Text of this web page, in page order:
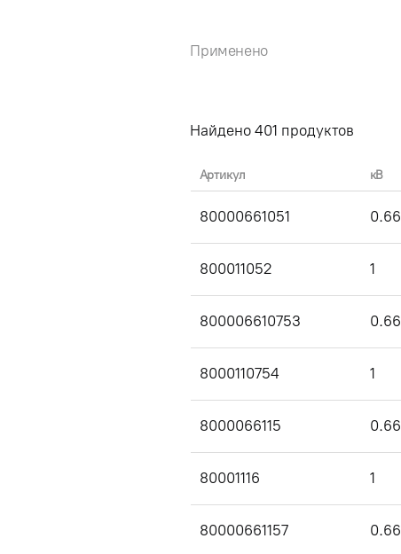
Применено
Найдено401 продуктов
Артикул кВ
80000661051 0.66
800011052 1
800006610753 0.66
8000110754 1
8000066115 0.66
80001116 1
80000661157 0.66